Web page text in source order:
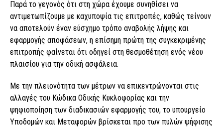
Παρά το γεγονός ότι στη χώρα έχουμε συνηθίσει να
αντιμετωπίζουμε με καχυποψία τις επιτροπές, καθώς τείνουν
να αποτελούν έναν εύσχημο τρόπο αναβολής λήψης και
εφαρμογής αποφάσεων, η επίσημη πρώτη της συγκεκριμένης
επιτροπής φαίνεται ότι οδηγεί στη θεσμοθέτηση ενός νέου
πλαισίου για την οδική ασφάλεια.
Με την πλειονότητα των μέτρων να επικεντρώνονται στις
αλλαγές του Κώδικα Οδικής Κυκλοφορίας και την
ψηφιοποίηση των διαδικασιών εφαρμογής του, το υπουργείο
Υποδομών και Μεταφορών βρίσκεται προ των πυλών ψήφισης